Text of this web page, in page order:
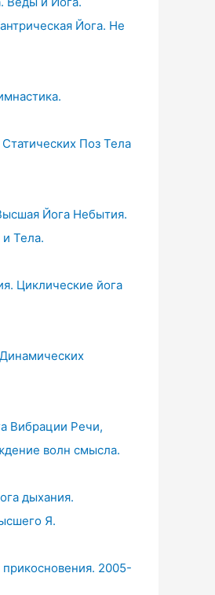
Йога. Не
Поз Тела
Йога Небытия.
Тела.
Циклические йога
Вибрации Речи,
волн смысла.
дыхания.
Я.
2005-